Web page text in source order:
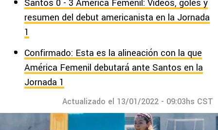
Santos 0 - 3 América Femenil: Videos, goles y
resumen del debut americanista en la Jornada
1
Confirmado: Esta es la alineación con la que
América Femenil debutará ante Santos en la
Jornada 1
Actualizado el 13/01/2022 - 09:03hs CST